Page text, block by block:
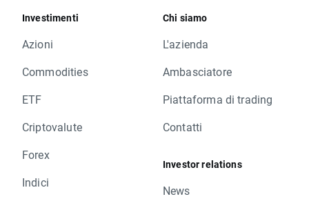
Investimenti
Azioni
Commodities
ETF
Criptovalute
Forex
Indici
Chi siamo
L'azienda
Ambasciatore
Piattaforma di trading
Contatti
Investor relations
News